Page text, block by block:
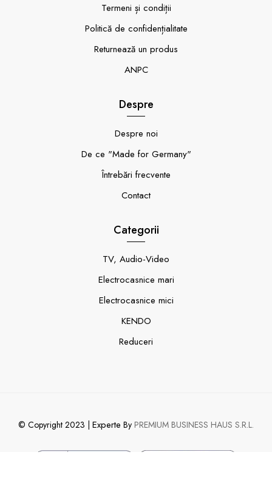
Termeni și condiții
Politică de confidențialitate
Returnează un produs
ANPC
Despre
Despre noi
De ce "Made for Germany"
Întrebări frecvente
Contact
Categorii
TV, Audio-Video
Electrocasnice mari
Electrocasnice mici
KENDO
Reduceri
© Copyright 2023 | Experte By PREMIUM BUSINESS HAUS S.R.L.